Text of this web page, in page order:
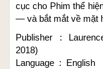
cục cho Phim thể
— và bắt mắt về mặt
Publisher ‏ : ‎ Laurence King Publishing; 1st edition (14 May
2018)
Language ‏ : ‎ English